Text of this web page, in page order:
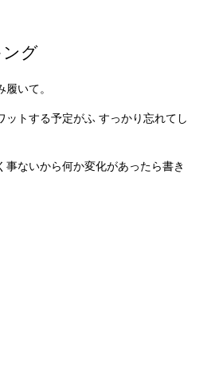
グ
いて。
ットする予定がふ すっかり忘れてし
事ないから何か変化があったら書き